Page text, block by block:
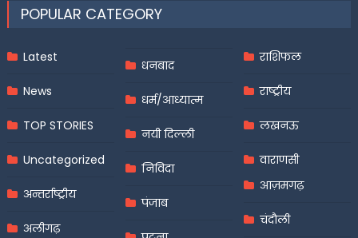
POPULAR CATEGORY
Latest
News
TOP STORIES
Uncategorized
अन्तर्राष्ट्रीय
अलीगढ़
धनबाद
धर्म/आध्यात्म
नयी दिल्ली
निविदा
पंजाब
राशिफल
राष्ट्रीय
लखनऊ
वाराणसी
आज़मगढ़
चंदौली